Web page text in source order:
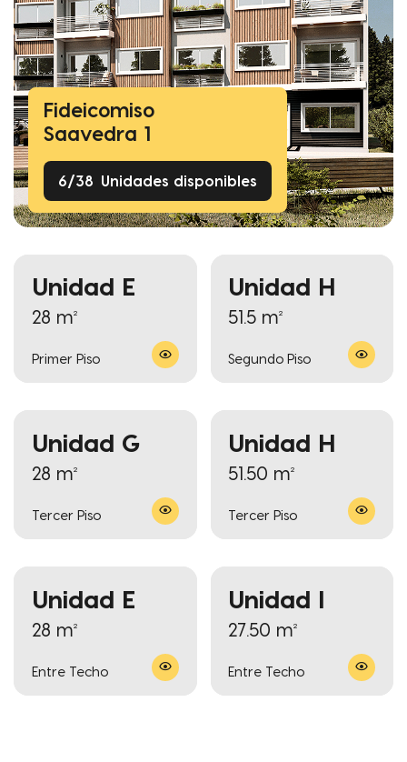
Fideicomiso
Saavedra 1
6/38 Unidades disponibles
Unidad E
28 m²
Primer Piso
Unidad H
51.5 m²
Segundo Piso
Unidad G
28 m²
Tercer Piso
Unidad H
51.50 m²
Tercer Piso
Unidad E
28 m²
Entre Techo
Unidad I
27.50 m²
Entre Techo